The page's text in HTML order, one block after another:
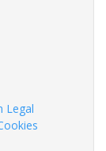
Legal